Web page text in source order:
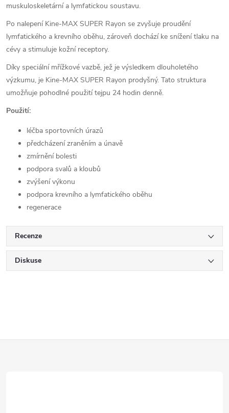
muskuloskeletární a lymfatickou soustavu.
Po nalepení Kine-MAX SUPER Rayon se zvyšuje proudění
lymfatického a krevního oběhu, zároveň dochází ke snížení tlaku na
cévy a stimuluje kožní receptory.
Díky speciální mřížkové vazbě, jež je výsledkem dlouholetého
výzkumu, je Kine-MAX SUPER Rayon prodyšný. Tato struktura
umožňuje pohodlné použití tejpu 24 hodin denně.
Použití:
léčba sportovních úrazů
předcházení zraněním a únavě
zmírnění bolesti
podpora svalů a kloubů
zvýšení výkonu
podpora krevního a lymfatického oběhu
regenerace
Recenze
Diskuse